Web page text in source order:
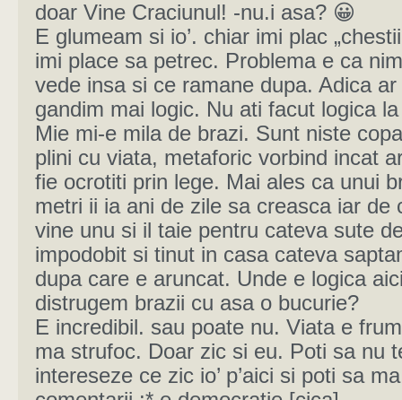
doar Vine Craciunul! -nu.i asa? 😀
E glumeam si io’. chiar imi plac
imi place sa petrec. Problema e ca
vede insa si ce ramane dupa. Adica
gandim mai logic. Nu ati facut logica
Mie mi-e mila de brazi. Sunt niste
plini cu viata, metaforic vorbind incat
fie ocrotiti prin lege. Mai ales ca unui
metri ii ia ani de zile sa creasca iar de
vine unu si il taie pentru cateva sute
impodobit si tinut in casa cateva
dupa care e aruncat. Unde e logica
distrugem brazii cu asa o bucurie?
E incredibil. sau poate nu. Viata e
ma strufoc. Doar zic si eu. Poti sa nu
intereseze ce zic io’ p’aici si poti sa